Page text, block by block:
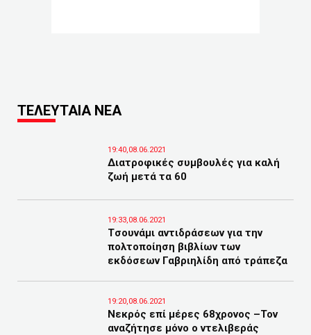
ΤΕΛΕΥΤΑΙΑ ΝΕΑ
19:40,08.06.2021
Διατροφικές συμβουλές για καλή
ζωή μετά τα 60
19:33,08.06.2021
Tσουνάμι αντιδράσεων για την
πολτοποίηση βιβλίων των
εκδόσεων Γαβριηλίδη από τράπεζα
19:20,08.06.2021
Νεκρός επί μέρες 68χρονος –Τον
αναζήτησε μόνο ο ντελιβεράς